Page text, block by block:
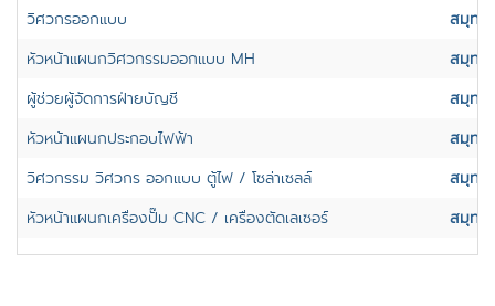
วิศวกรออกแบบ
สมุทร
หัวหน้าแผนกวิศวกรรมออกแบบ MH
สมุทร
ผู้ช่วยผู้จัดการฝ่ายบัญชี
สมุทร
หัวหน้าแผนกประกอบไฟฟ้า
สมุทร
วิศวกรรม วิศวกร ออกแบบ ตู้ไฟ / โซล่าเซลล์
สมุทร
หัวหน้าแผนกเครื่องปั๊ม CNC / เครื่องตัดเลเซอร์
สมุทร